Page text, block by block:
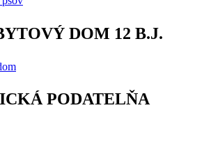
DOM 12 B.J.
PODATELŇA